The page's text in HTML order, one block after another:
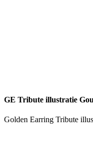
GE Tribute illustratie
Golden Earring Tribute